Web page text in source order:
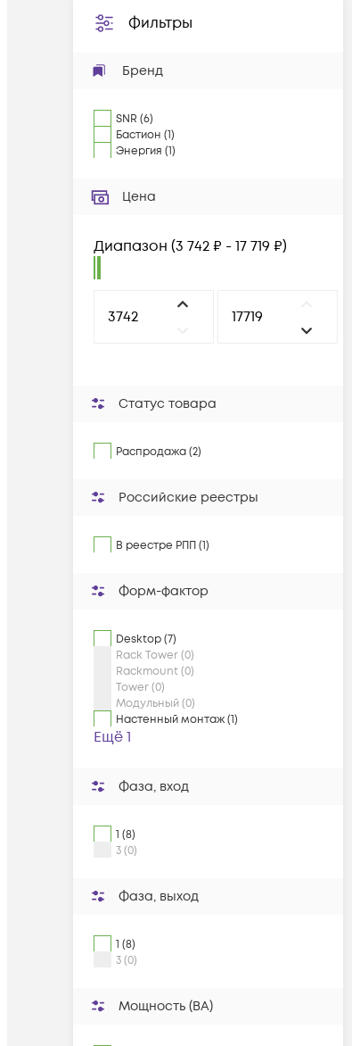
Фильтры
Бренд
SNR (6)
Бастион (1)
Энергия (1)
Цена
Диапазон (3 742 ₽ - 17 719 ₽)
Статус товара
Распродажа (2)
Российские реестры
В реестре РПП (1)
Форм-фактор
Desktop (7)
Rack Tower (0)
Rackmount (0)
Tower (0)
Модульный (0)
Настенный монтаж (1)
Ещё 1
Фаза, вход
1 (8)
3 (0)
Фаза, выход
1 (8)
3 (0)
Мощность (ВА)